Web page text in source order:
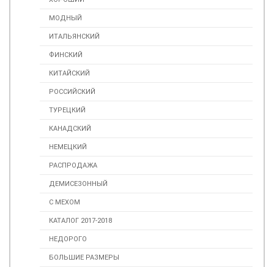
МОДНЫЙ
ИТАЛЬЯНСКИЙ
ФИНСКИЙ
КИТАЙСКИЙ
РОССИЙСКИЙ
ТУРЕЦКИЙ
КАНАДСКИЙ
НЕМЕЦКИЙ
РАСПРОДАЖА
ДЕМИСЕЗОННЫЙ
С МЕХОМ
КАТАЛОГ 2017-2018
НЕДОРОГО
БОЛЬШИЕ РАЗМЕРЫ